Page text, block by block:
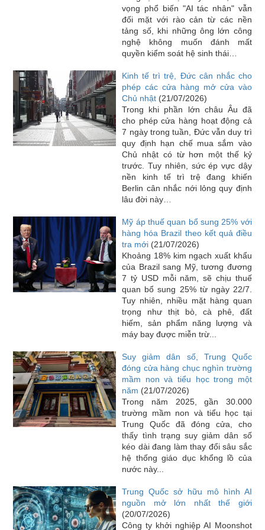
vọng phổ biến "AI tác nhân" vẫn
đối mặt với rào cản từ các nền
tảng số, khi những ông lớn công
nghệ không muốn đánh mất
quyền kiểm soát hệ sinh thái…
Kinh tế trì trệ, Đức cân nhắc cho
phép các cửa hàng mở cửa vào
Chủ nhật (21/07/2026)
Trong khi phần lớn châu Âu đã
cho phép cửa hàng hoạt động cả
7 ngày trong tuần, Đức vẫn duy trì
quy định hạn chế mua sắm vào
Chủ nhật có từ hơn một thế kỷ
trước. Tuy nhiên, sức ép vực dậy
nền kinh tế trì trệ đang khiến
Berlin cân nhắc nới lỏng quy định
lâu đời này…
Mỹ áp thuế quan bổ sung 25% với
hàng hóa Brazil theo kết quả điều
tra mới (21/07/2026)
Khoảng 18% kim ngạch xuất khẩu
của Brazil sang Mỹ, tương đương
7 tỷ USD mỗi năm, sẽ chịu thuế
quan bổ sung 25% từ ngày 22/7.
Tuy nhiên, nhiều mặt hàng quan
trọng như thịt bò, cà phê, đất
hiếm, sản phẩm năng lượng và
máy bay được miễn trừ...
Suy giảm dân số, Trung Quốc
đóng cửa hàng chục nghìn trường
mầm non và tiểu học trong một
năm (21/07/2026)
Trong năm 2025, gần 30.000
trường mầm non và tiểu học tại
Trung Quốc đã đóng cửa, cho
thấy tình trạng suy giảm dân số
kéo dài đang làm thay đổi sâu sắc
hệ thống giáo dục khổng lồ của
nước này...
Trung Quốc sở hữu mô hình AI
nguồn mở lớn nhất thế giới
(20/07/2026)
Công ty khởi nghiệp AI Moonshot